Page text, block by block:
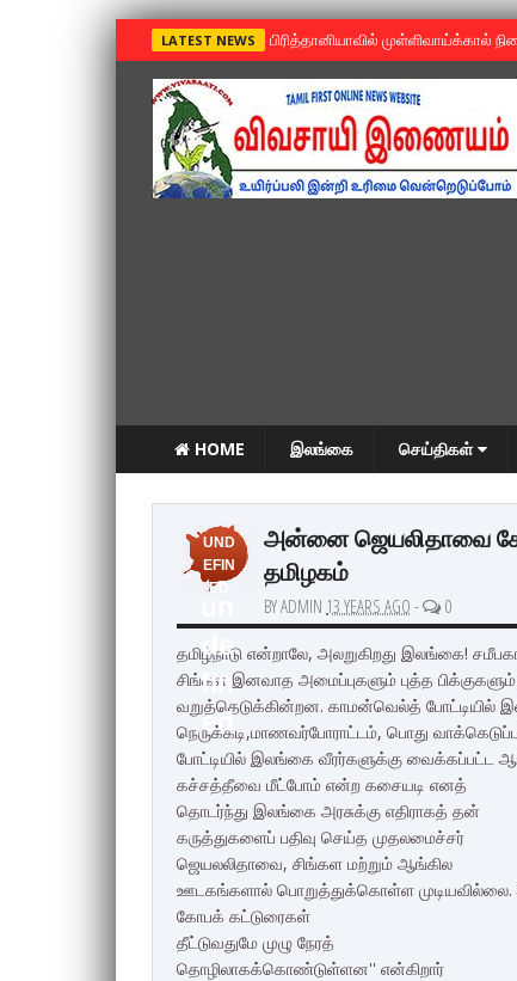
LATEST NEWS »பிரித்தானியாவில் முள்ளிவாய்க்கால்
HOME இலங்கை செய்திகள்
UND
EFIN
ED
de
fin
ed
அன்னை ஜெயலிதாவை
தமிழகம்
BY ADMIN 13 YEARS AGO - 0
தமிழ்நாடு என்றாலே, அலறுகிறது இலங்கை!
சிங்கள இனவாத அமைப்புகளும் புத்த
வறுத்தெடுக்கின்றன. காமன்வெல்த் போட்டியில்
நெருக்கடி,மாணவர்போராட்டம், பொது
போட்டியில் இலங்கை வீரர்களுக்கு வைக்கப்பட்ட
கச்சத்தீவை மீட்போம் என்ற கசையடி எனத்
தொடர்ந்து இலங்கை அரசுக்கு எதிராகத் தன்
கருத்துகளைப் பதிவு செய்த முதலமைச்சர்
ஜெயலலிதாவை, சிங்கள மற்றும் ஆங்கில
ஊடகங்களால் பொறுத்துக்கொள்ள முடியவில்லை.
கோபக் கட்டுரைகள்
தீட்டுவதுமே முழு நேரத்
தொழிலாகக்கொண்டுள்ளன'' என்கிறார்